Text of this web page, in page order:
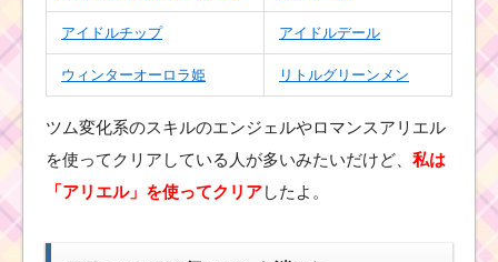
赤色のツムで350
万点稼ぐミッシ
ツム
アイドルチップ アイドルデール
ウィンターオーロラ姫 リトルグリーンメン
ツム変化系のスキルのエンジェルやロマンスアリエル
を使ってクリアしている人が多いみたいだけど、 私は
「アリエル」を使ってクリアしたよ。